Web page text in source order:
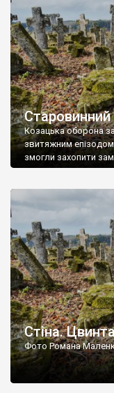
Старовинний
Козацька оборона
звитяжним епізодом
змогли захопити
поховали на
ньому чимало
Стіна.
Фото Романа